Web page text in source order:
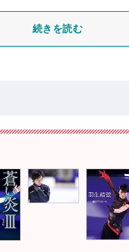
続きを読む